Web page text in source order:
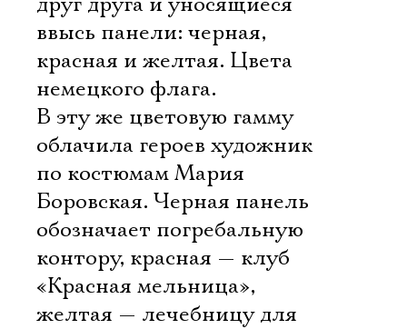
ввысь панели: черная,
красная и желтая. Цвета
немецкого флага.
В эту же цветовую гамму
облачила героев художник
по костюмам Мария
Боровская. Черная панель
обозначает погребальную
контору, красная — клуб
«Красная мельница»,
желтая — лечебницу для